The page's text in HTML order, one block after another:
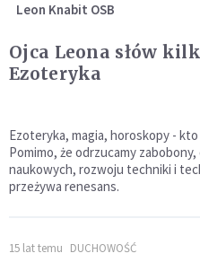
Leon Knabit OSB
Ojca Leona słów
Ezoteryka
Ezoteryka, magia, horoskopy - kto
Pomimo, że odrzucamy
naukowych, rozwoju techniki i
przeżywa renesans.
15 lat temu DUCHOWOŚĆ